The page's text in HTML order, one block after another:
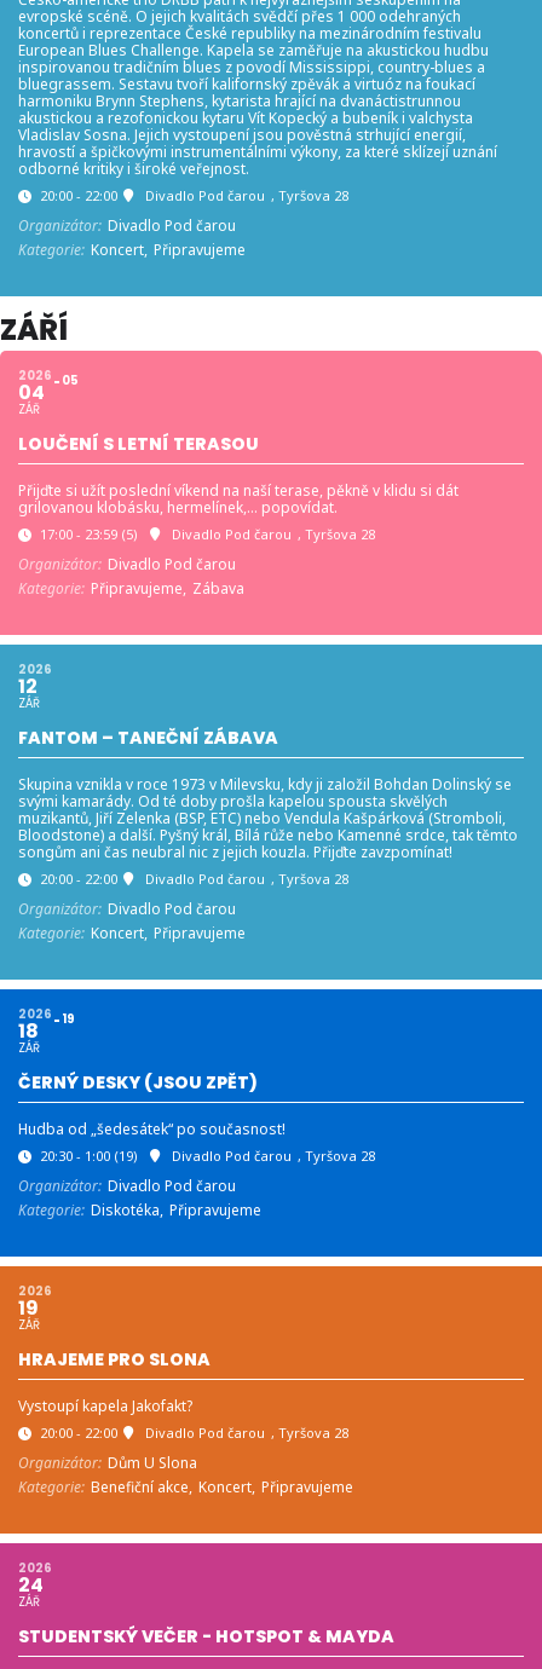
evropské scéně. O jejich kvalitách svědčí přes 1 000 odehraných
koncertů i reprezentace České republiky na mezinárodním festivalu
European Blues Challenge. Kapela se zaměřuje na akustickou hudbu
inspirovanou tradičním blues z povodí Mississippi, country-blues a
bluegrassem. Sestavu tvoří kalifornský zpěvák a virtuóz na foukací
harmoniku Brynn Stephens, kytarista hrající na dvanáctistrunnou
akustickou a rezofonickou kytaru Vít Kopecký a bubeník i valchysta
Vladislav Sosna. Jejich vystoupení jsou pověstná strhující energií,
hravostí a špičkovými instrumentálními výkony, za které sklízejí uznání
odborné kritiky i široké veřejnost.
20:00 - 22:00 Divadlo Pod čarou , Tyršova 28
Organizátor: Divadlo Pod čarou
Kategorie: Koncert, Připravujeme
ZÁŘÍ
2026
04
ZÁŘ
05
LOUČENÍ S LETNÍ TERASOU
Přijďte si užít poslední víkend na naší terase, pěkně v klidu si dát
grilovanou klobásku, hermelínek,… popovídat.
17:00 - 23:59 (5) Divadlo Pod čarou , Tyršova 28
Organizátor: Divadlo Pod čarou
Kategorie: Připravujeme, Zábava
2026
12
ZÁŘ
FANTOM – TANEČNÍ ZÁBAVA
Skupina vznikla v roce 1973 v Milevsku, kdy ji založil Bohdan Dolinský se
svými kamarády. Od té doby prošla kapelou spousta skvělých
muzikantů, Jiří Zelenka (BSP, ETC) nebo Vendula Kašpárková (Stromboli,
Bloodstone) a další. Pyšný král, Bílá růže nebo Kamenné srdce, tak těmto
songům ani čas neubral nic z jejich kouzla. Přijďte zavzpomínat!
20:00 - 22:00 Divadlo Pod čarou , Tyršova 28
Organizátor: Divadlo Pod čarou
Kategorie: Koncert, Připravujeme
2026
18
ZÁŘ
19
ČERNÝ DESKY (JSOU ZPĚT)
Hudba od „šedesátek“ po současnost!
20:30 - 1:00 (19) Divadlo Pod čarou , Tyršova 28
Organizátor: Divadlo Pod čarou
Kategorie: Diskotéka, Připravujeme
2026
19
ZÁŘ
HRAJEME PRO SLONA
Vystoupí kapela Jakofakt?
20:00 - 22:00 Divadlo Pod čarou , Tyršova 28
Organizátor: Dům U Slona
Kategorie: Benefiční akce, Koncert, Připravujeme
2026
24
ZÁŘ
STUDENTSKÝ VEČER - HOTSPOT & MAYDA